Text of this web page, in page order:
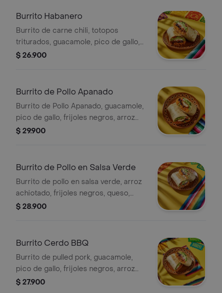
Burrito Habanero
Burrito de carne chili, totopos
triturados, guacamole, pico de gallo,
frijoles negros, arroz achiote, queso y
$ 26.900
Burrito de Pollo Apanado
Burrito de Pollo Apanado, guacamole,
pico de gallo, frijoles negros, arroz
achiote, lechuga y queso.
$ 29.900
Burrito de Pollo en Salsa Verde
Burrito de pollo en salsa verde, arroz
achiotado, frijoles negros, queso,
guacamole, pico de gallo, lechuga y
$ 28.900
Burrito Cerdo BBQ
Burrito de pulled pork, guacamole,
pico de gallo, frijoles negros, arroz
achiote, lechuga y queso.
$ 27.900